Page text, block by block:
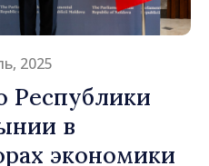
2025
Республики
в
экономики